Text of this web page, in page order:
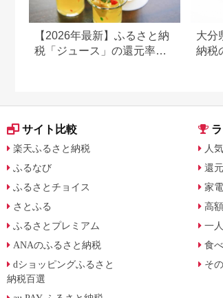
【2026年最新】ふるさと納
税「ジュース」の還元率ラ
大分
納税
サイト比較
楽天ふるさと納税
ふるなび
ふるさとチョイス
さとふる
ふるさとプレミアム
ANAのふるさと納税
dショッピングふるさと
納税百選
人
還
家
高
一
食
そ